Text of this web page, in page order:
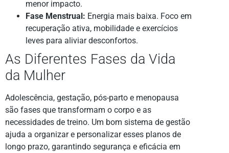
menor impacto.
Fase Menstrual: Energia mais baixa. Foco em
recuperação ativa, mobilidade e exercícios
leves para aliviar desconfortos.
As Diferentes Fases da Vida
da Mulher
Adolescência, gestação, pós-parto e menopausa
são fases que transformam o corpo e as
necessidades de treino. Um bom sistema de gestão
ajuda a organizar e personalizar esses planos de
longo prazo, garantindo segurança e eficácia em